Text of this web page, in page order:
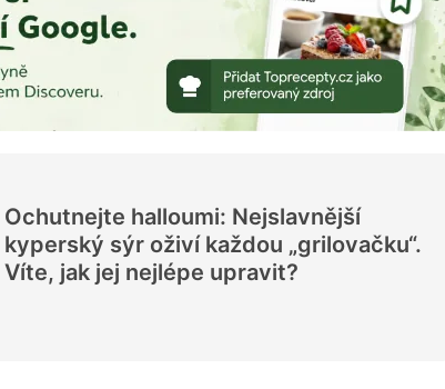
Ochutnejte halloumi: Nejslavnější
kyperský sýr oživí každou „grilovačku“.
Víte, jak jej nejlépe upravit?